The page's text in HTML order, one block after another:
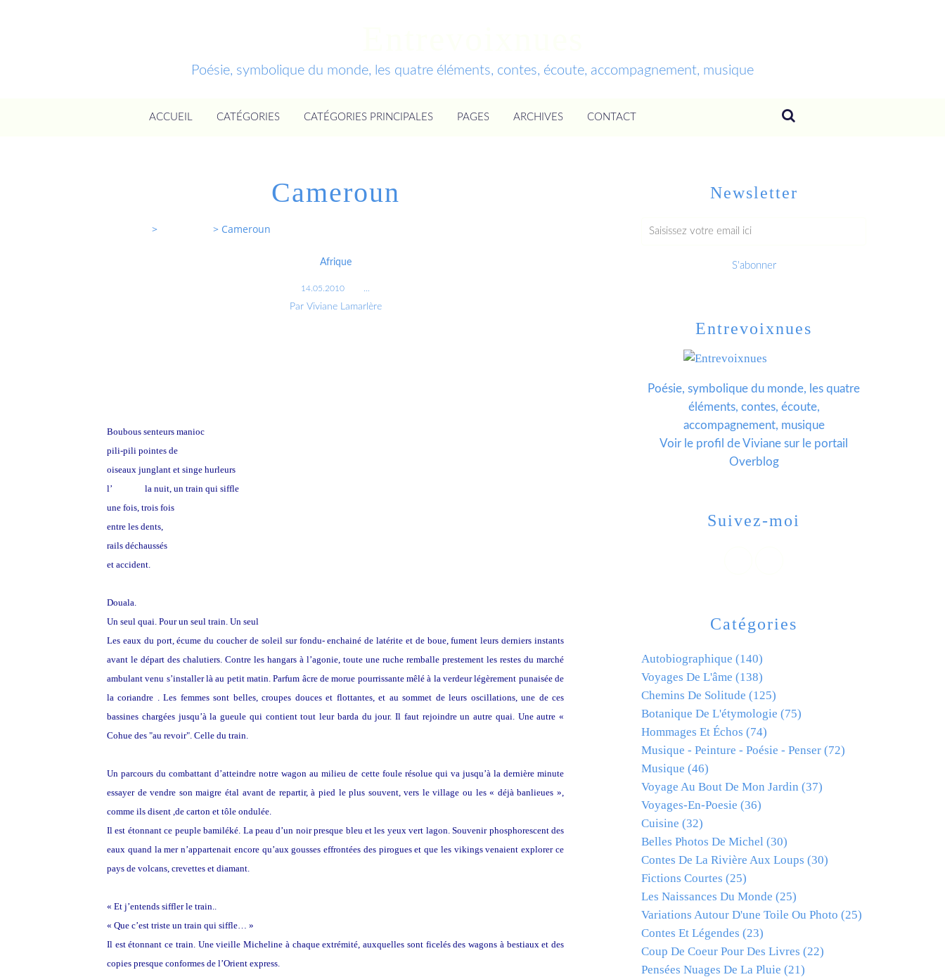
Poésie, symbolique du monde, les quatre éléments, contes, écoute, accompagnement, musique
ACCUEIL CATÉGORIES CATÉGORIES PRINCIPALES PAGES ARCHIVES CONTACT
Cameroun
> > Cameroun
Afrique
14.05.2010
Par Viviane Lamarlère
Boubous senteurs manioc
pili-pili pointes de
oiseaux junglant et singe hurleurs
l’
la nuit, un train qui siffle
une fois, trois fois
entre les dents,
rails déchaussés
et accident.
Douala.
Un seul quai. Pour un seul train. Un seul
Les eaux du port, écume du coucher de soleil sur fondu- enchainé de latérite et de boue, fument leurs derniers instants
avant le départ des chalutiers. Contre les hangars à l’agonie, toute une ruche remballe prestement les restes du marché
ambulant venu s’installer là au petit matin. Parfum âcre de morue pourrissante mêlé à la verdeur légèrement punaisée de
la coriandre . Les femmes sont belles, croupes douces et flottantes, et au sommet de leurs oscillations, une de ces
bassines chargées jusqu’à la gueule qui contient tout leur barda du jour. Il faut rejoindre un autre quai. Une autre «
Cohue des "au revoir". Celle du train.
Un parcours du combattant d’atteindre notre wagon au milieu de cette foule résolue qui va jusqu’à la dernière minute
essayer de vendre son maigre étal avant de repartir, à pied le plus souvent, vers le village ou les « déjà banlieues »,
comme ils disent ,de carton et tôle ondulée.
Il est étonnant ce peuple bamiléké. La peau d’un noir presque bleu et les yeux vert lagon. Souvenir phosphorescent des
eaux quand la mer n’appartenait encore qu’aux gousses effrontées des pirogues et que les vikings venaient explorer ce
pays de volcans, crevettes et diamant.
« Et j’entends siffler le train..
« Que c’est triste un train qui siffle… »
Il est étonnant ce train. Une vieille Micheline à chaque extrémité, auxquelles sont ficelés des wagons à bestiaux et des
copies presque conformes de l’Orient express.
Newsletter
Catégories
Autobiographique (140)
Voyages De L'âme (138)
Chemins De Solitude (125)
Botanique De L'étymologie (75)
Hommages Et Échos (74)
Musique - Peinture - Poésie - Penser (72)
Musique (46)
Voyage Au Bout De Mon Jardin (37)
Voyages-En-Poesie (36)
Cuisine (32)
Belles Photos De Michel (30)
Contes De La Rivière Aux Loups (30)
Fictions Courtes (25)
Les Naissances Du Monde (25)
Variations Autour D'une Toile Ou Photo (25)
Contes Et Légendes (23)
Coup De Coeur Pour Des Livres (22)
Pensées Nuages De La Pluie (21)
Entrevoixnues
Poésie, symbolique du monde, les quatre
éléments, contes, écoute,
accompagnement, musique
Voir le profil deViviane sur le portail
Overblog
Suivez-moi